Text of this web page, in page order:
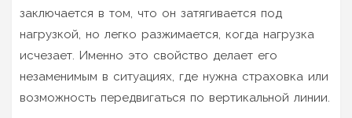
заключается в том, что он затягивается под
нагрузкой, но легко разжимается, когда нагрузка
исчезает. Именно это свойство делает его
незаменимым в ситуациях, где нужна страховка или
возможность передвигаться по вертикальной линии.